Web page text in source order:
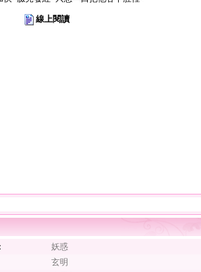
線上閱讀
妖惑
玄明